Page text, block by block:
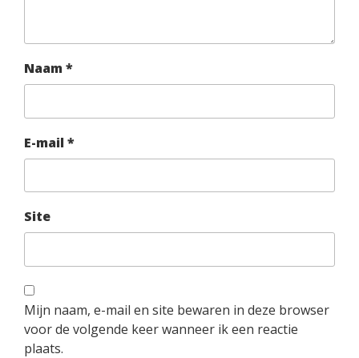
Naam *
E-mail *
Site
Mijn naam, e-mail en site bewaren in deze browser
voor de volgende keer wanneer ik een reactie
plaats.